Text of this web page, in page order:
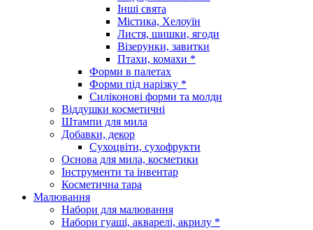
Інші свята
Містика, Хелоуїн
Листя, шишки, ягоди
Візерунки, завитки
Птахи, комахи *
Форми в палетах
Форми під нарізку *
Силіконові форми та молди
Віддушки косметичні
Штампи для мила
Добавки, декор
Сухоцвіти, сухофрукти
Основа для мила, косметики
Інструменти та інвентар
Косметична тара
Малювання
Набори для малювання
Набори гуаші, акварелі, акрилу *